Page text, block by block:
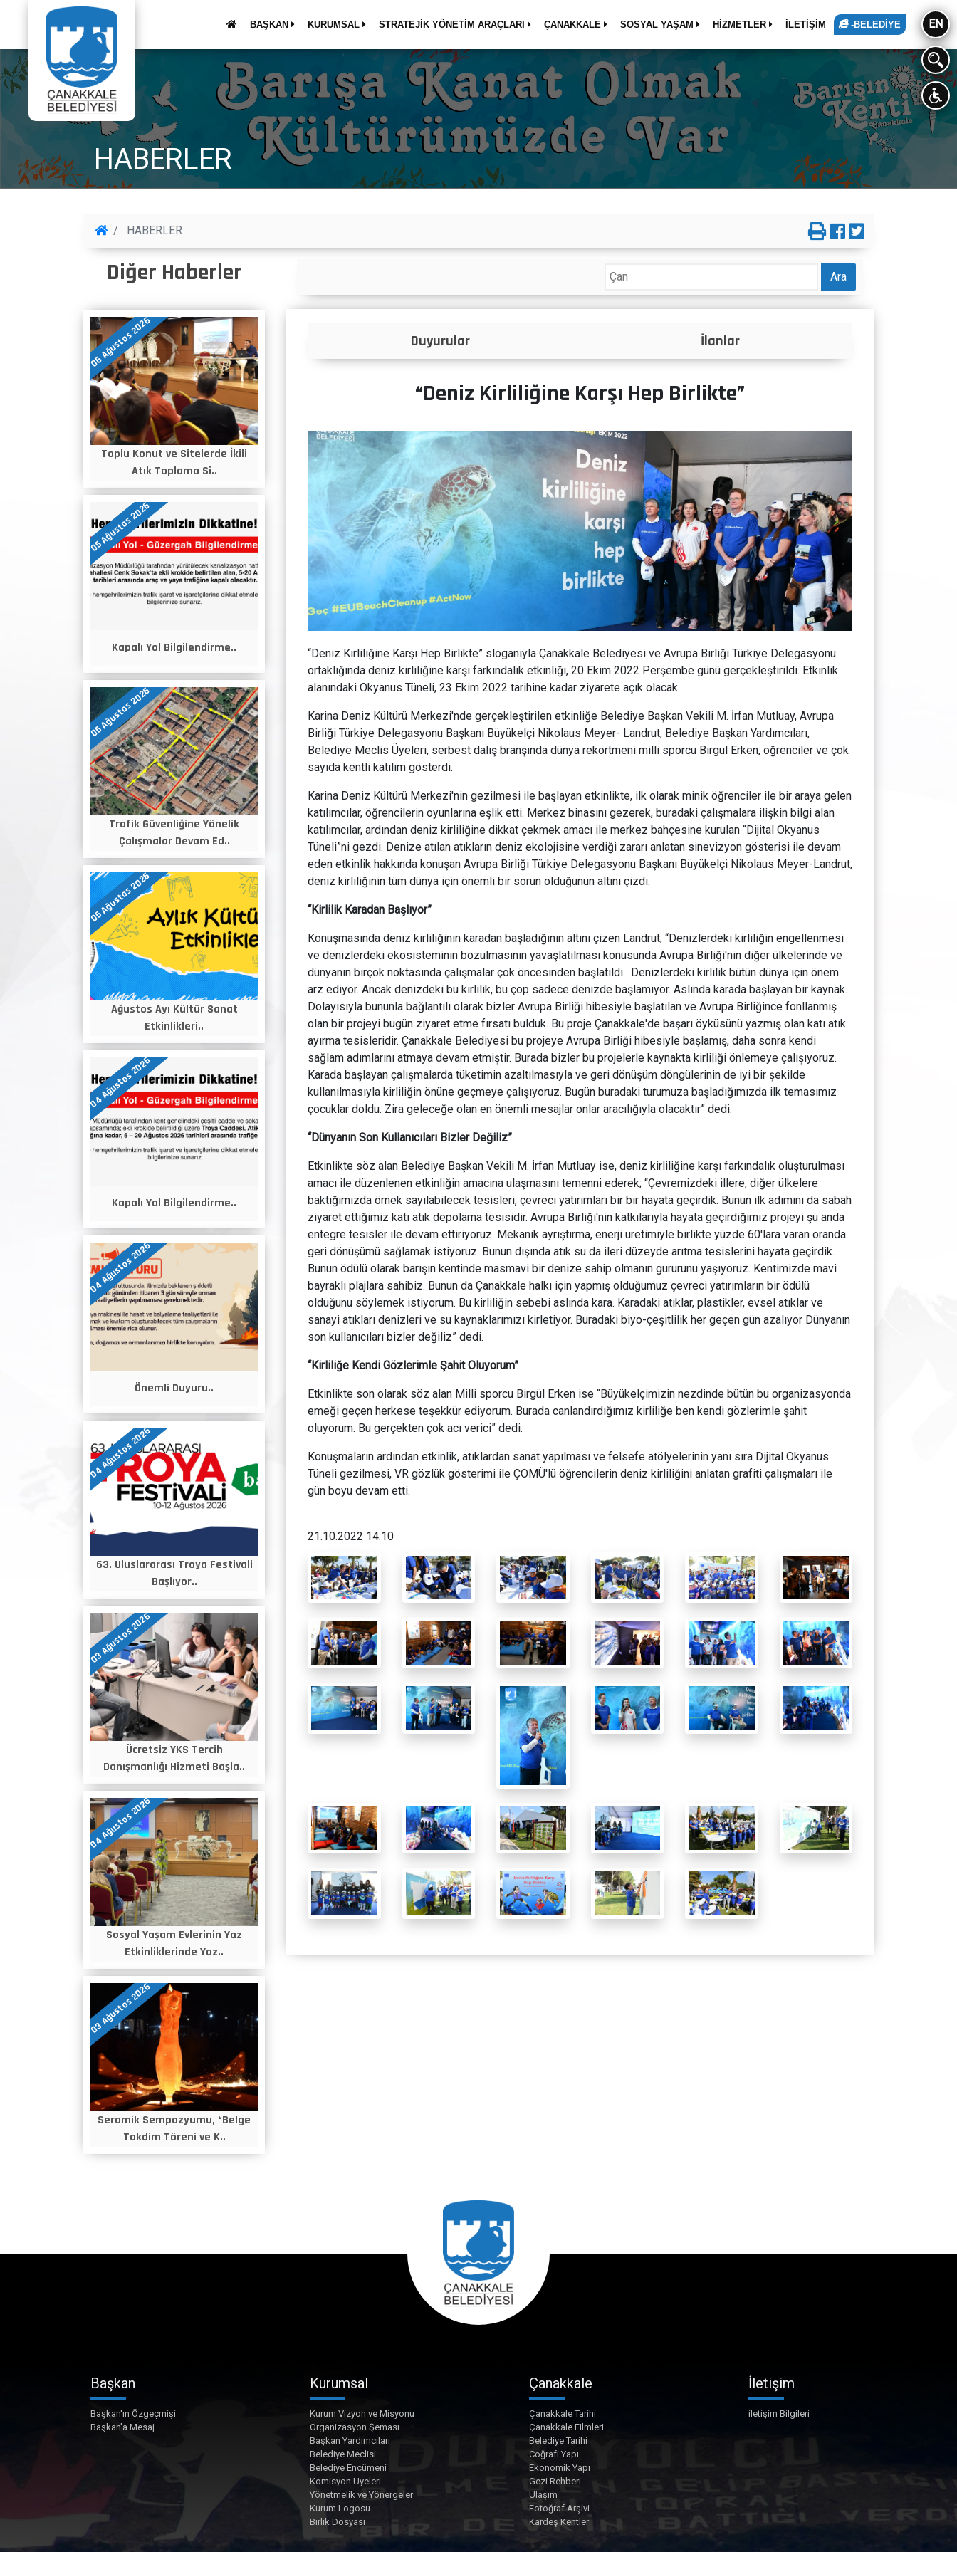
BAŞKAN KURUMSAL STRATEJİK YÖNETİM ARAÇLARI ÇANAKKALE SOSYAL YAŞAM HİZMETLER İLETİŞİM -BELEDİYE EN
HABERLER
HABERLER
Diğer Haberler
06 Ağustos 2026
Toplu Konut ve Sitelerde İkili
Atık Toplama Si..
05 Ağustos 2026
Kapalı Yol Bilgilendirme..
05 Ağustos 2026
Trafik Güvenliğine Yönelik
Çalışmalar Devam Ed..
05 Ağustos 2026
Ağustos Ayı Kültür Sanat
Etkinlikleri..
04 Ağustos 2026
Kapalı Yol Bilgilendirme..
04 Ağustos 2026
Önemli Duyuru..
04 Ağustos 2026
63. Uluslararası Troya Festivali
Başlıyor..
03 Ağustos 2026
Ücretsiz YKS Tercih
Danışmanlığı Hizmeti Başla..
04 Ağustos 2026
Sosyal Yaşam Evlerinin Yaz
Etkinliklerinde Yaz..
03 Ağustos 2026
Seramik Sempozyumu, “Belge
Takdim Töreni ve K..
Ara
Duyurular İlanlar Projeler
“Deniz Kirliliğine Karşı Hep Birlikte”
“Deniz Kirliliğine Karşı Hep Birlikte” sloganıyla Çanakkale Belediyesi ve Avrupa Birliği Türkiye Delegasyonu
ortaklığında deniz kirliliğine karşı farkındalık etkinliği, 20 Ekim 2022 Perşembe günü gerçekleştirildi. Etkinlik
alanındaki Okyanus Tüneli, 23 Ekim 2022 tarihine kadar ziyarete açık olacak.
Karina Deniz Kültürü Merkezi'nde gerçekleştirilen etkinliğe Belediye Başkan Vekili M. İrfan Mutluay, Avrupa
Birliği Türkiye Delegasyonu Başkanı Büyükelçi Nikolaus Meyer- Landrut, Belediye Başkan Yardımcıları,
Belediye Meclis Üyeleri, serbest dalış branşında dünya rekortmeni milli sporcu Birgül Erken, öğrenciler ve çok
sayıda kentli katılım gösterdi.
Karina Deniz Kültürü Merkezi'nin gezilmesi ile başlayan etkinlikte, ilk olarak minik öğrenciler ile bir araya gelen
katılımcılar, öğrencilerin oyunlarına eşlik etti. Merkez binasını gezerek, buradaki çalışmalara ilişkin bilgi alan
katılımcılar, ardından deniz kirliliğine dikkat çekmek amacı ile merkez bahçesine kurulan “Dijital Okyanus
Tüneli”ni gezdi. Denize atılan atıkların deniz ekolojisine verdiği zararı anlatan sinevizyon gösterisi ile devam
eden etkinlik hakkında konuşan Avrupa Birliği Türkiye Delegasyonu Başkanı Büyükelçi Nikolaus Meyer-Landrut,
deniz kirliliğinin tüm dünya için önemli bir sorun olduğunun altını çizdi.
“Kirlilik Karadan Başlıyor”
Konuşmasında deniz kirliliğinin karadan başladığının altını çizen Landrut; “Denizlerdeki kirliliğin engellenmesi
ve denizlerdeki ekosisteminin bozulmasının yavaşlatılması konusunda Avrupa Birliği'nin diğer ülkelerinde ve
dünyanın birçok noktasında çalışmalar çok öncesinden başlatıldı. Denizlerdeki kirlilik bütün dünya için önem
arz ediyor. Ancak denizdeki bu kirlilik, bu çöp sadece denizde başlamıyor. Aslında karada başlayan bir kaynak.
Dolayısıyla bununla bağlantılı olarak bizler Avrupa Birliği hibesiyle başlatılan ve Avrupa Birliğince fonllanmış
olan bir projeyi bugün ziyaret etme fırsatı bulduk. Bu proje Çanakkale'de başarı öyküsünü yazmış olan katı atık
ayırma tesisleridir. Çanakkale Belediyesi bu projeye Avrupa Birliği hibesiyle başlamış, daha sonra kendi
sağlam adımlarını atmaya devam etmiştir. Burada bizler bu projelerle kaynakta kirliliği önlemeye çalışıyoruz.
Karada başlayan çalışmalarda tüketimin azaltılmasıyla ve geri dönüşüm döngülerinin de iyi bir şekilde
kullanılmasıyla kirliliğin önüne geçmeye çalışıyoruz. Bugün buradaki turumuza başladığımızda ilk temasımız
çocuklar doldu. Zira geleceğe olan en önemli mesajlar onlar aracılığıyla olacaktır” dedi.
“Dünyanın Son Kullanıcıları Bizler Değiliz”
Etkinlikte söz alan Belediye Başkan Vekili M. İrfan Mutluay ise, deniz kirliliğine karşı farkındalık oluşturulması
amacı ile düzenlenen etkinliğin amacına ulaşmasını temenni ederek; “Çevremizdeki illere, diğer ülkelere
baktığımızda örnek sayılabilecek tesisleri, çevreci yatırımları bir bir hayata geçirdik. Bunun ilk adımını da sabah
ziyaret ettiğimiz katı atık depolama tesisidir. Avrupa Birliği'nin katkılarıyla hayata geçirdiğimiz projeyi şu anda
entegre tesisler ile devam ettiriyoruz. Mekanik ayrıştırma, enerji üretimiyle birlikte yüzde 60'lara varan oranda
geri dönüşümü sağlamak istiyoruz. Bunun dışında atık su da ileri düzeyde arıtma tesislerini hayata geçirdik.
Bunun ödülü olarak barışın kentinde masmavi bir denize sahip olmanın gururunu yaşıyoruz. Kentimizde mavi
bayraklı plajlara sahibiz. Bunun da Çanakkale halkı için yapmış olduğumuz çevreci yatırımların bir ödülü
olduğunu söylemek istiyorum. Bu kirliliğin sebebi aslında kara. Karadaki atıklar, plastikler, evsel atıklar ve
sanayi atıkları denizleri ve su kaynaklarımızı kirletiyor. Buradaki biyo-çeşitlilik her geçen gün azalıyor Dünyanın
son kullanıcıları bizler değiliz” dedi.
“Kirliliğe Kendi Gözlerimle Şahit Oluyorum”
Etkinlikte son olarak söz alan Milli sporcu Birgül Erken ise “Büyükelçimizin nezdinde bütün bu organizasyonda
emeği geçen herkese teşekkür ediyorum. Burada canlandırdığımız kirliliğe ben kendi gözlerimle şahit
oluyorum. Bu gerçekten çok acı verici” dedi.
Konuşmaların ardından etkinlik, atıklardan sanat yapılması ve felsefe atölyelerinin yanı sıra Dijital Okyanus
Tüneli gezilmesi, VR gözlük gösterimi ile ÇOMÜ'lü öğrencilerin deniz kirliliğini anlatan grafiti çalışmaları ile
gün boyu devam etti.
21.10.2022 14:10
Başkan
Başkan'ın Özgeçmişi
Başkan'a Mesaj
Kurumsal
Kurum Vizyon ve Misyonu
Organizasyon Şeması
Başkan Yardımcıları
Belediye Meclisi
Belediye Encümeni
Komisyon Üyeleri
Yönetmelik ve Yönergeler
Kurum Logosu
Birlik Dosyası
Çanakkale
Çanakkale Tarihi
Çanakkale Filmleri
Belediye Tarihi
Coğrafi Yapı
Ekonomik Yapı
Gezi Rehberi
Ulaşım
Fotoğraf Arşivi
Kardeş Kentler
İletişim
iletişim Bilgileri